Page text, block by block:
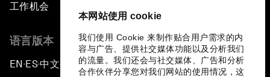
本网站使用 cookie
我们使用 Cookie 来制作贴合用户需求的内
容与广告、提供社交媒体功能以及分析我们
的流量。我们还会与社交媒体、广告和分析
合作伙伴分享您对我们网站的使用情况，这
工作机会
语言版本
EN ▪ ES▪中文▪ 日本語